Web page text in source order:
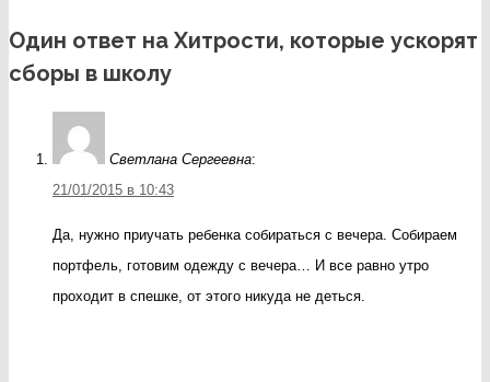
Один ответ на Хитрости, которые ускорят
сборы в школу
Светлана Сергеевна:
21/01/2015 в 10:43
Да, нужно приучать ребенка собираться с вечера. Собираем
портфель, готовим одежду с вечера… И все равно утро
проходит в спешке, от этого никуда не деться.